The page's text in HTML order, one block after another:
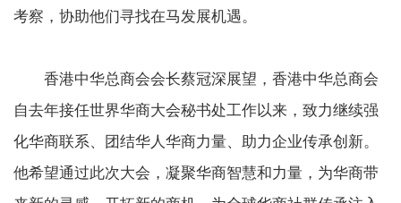
考察，协助他们寻找在马发展机遇。
香港中华总商会会长蔡冠深展望，香港中华总商会
自去年接任世界华商大会秘书处工作以来，致力继续强
化华商联系、团结华人华商力量、助力企业传承创新。
他希望通过此次大会，凝聚华商智慧和力量，为华商带